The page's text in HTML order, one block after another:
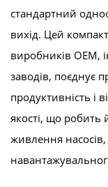
стандартний
вихід. Цей
виробників OEM,
заводів, поєднує
продуктивність і
якості, що робить
живлення насосів,